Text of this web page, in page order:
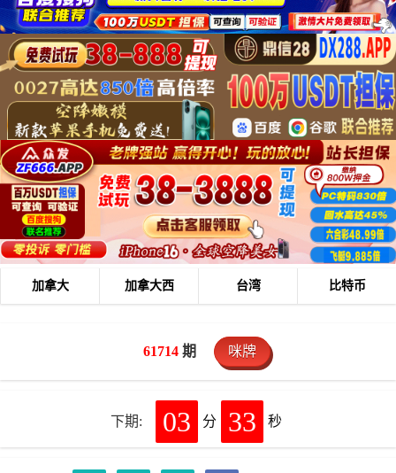
加拿大 加拿大西 台湾 比特币
61714 期 咪牌
下期: 03 分 33 秒